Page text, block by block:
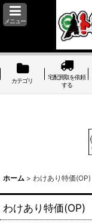
メニュー
カテゴリ
宅配買取を依頼
する
ホーム > わけあり特価(OP)
わけあり特価(OP)